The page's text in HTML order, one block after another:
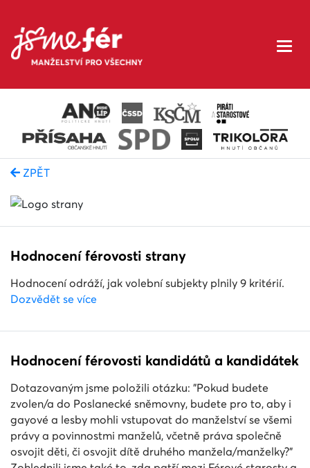
ZPĚT
Hodnocení férovosti strany
Hodnocení odráží, jak volební subjekty plnily 9 kritérií.
Dozvědět se více
Hodnocení férovosti kandidátů a kandidátek
Dotazovaným jsme položili otázku: "Pokud budete
zvolen/a do Poslanecké sněmovny, budete pro to, aby i
gayové a lesby mohli vstupovat do manželství se všemi
právy a povinnostmi manželů, včetně práva společně
osvojit děti, či osvojit dítě druhého manžela/manželky?"